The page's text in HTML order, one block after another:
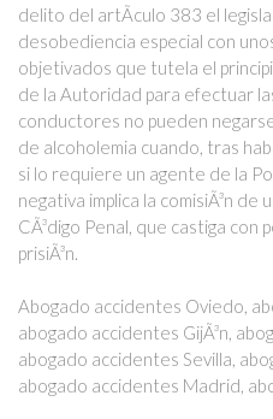
delito del artÃ­culo 383 el
desobediencia especial con
objetivados que tutela el
de la Autoridad para efectuar
conductores no pueden
de alcoholemia cuando, tras
si lo requiere un agente de la
negativa implica la comisiÃ³n
CÃ³digo Penal, que castiga con
prisiÃ³n.
Abogado accidentes Oviedo,
abogado accidentes GijÃ³n,
abogado accidentes Sevilla,
abogado accidentes Madrid,